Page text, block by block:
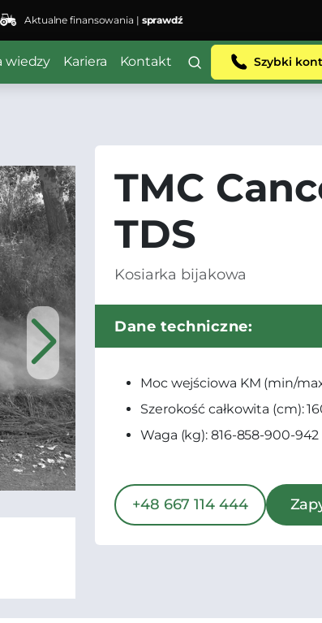
finansowania |sprawdź
wiedzy Kariera Kontakt Szybki
TMC
TDS
Kosiarka bijakowa
Dane techniczne:
Moc wejściowa KM (min/
Szerokość całkowita (cm):
Waga (kg): 816-858-900-942
+48 667 114 444